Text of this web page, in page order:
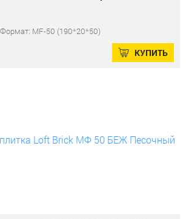
Формат: MF-50 (190*20*50)
КУПИТЬ